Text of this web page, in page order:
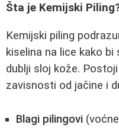
Šta je Kemijski
Kemijski piling
kiselina na lice kako
dublji sloj kože.
zavisnosti od jačine i
Blagi pilingovi